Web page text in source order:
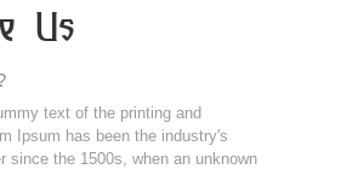
Us
text of the printing and
Ipsum has been the industry's
since the 1500s, when an unknown